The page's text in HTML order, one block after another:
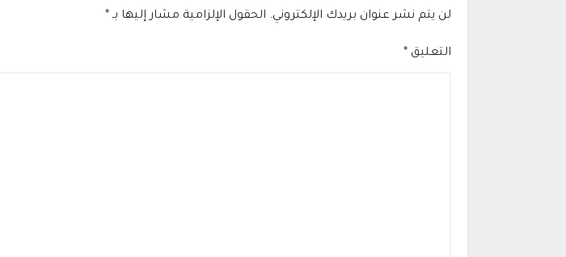
لن يتم نشر عنوان بريدك الإلكتروني. الحقول الإلزامية مشار إليها بـ *
التعليق *